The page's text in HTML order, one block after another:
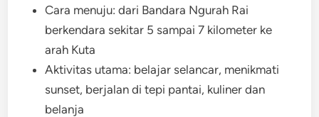
Cara menuju: dari Bandara Ngurah Rai
berkendara sekitar 5 sampai 7 kilometer ke
arah Kuta
Aktivitas utama: belajar selancar, menikmati
sunset, berjalan di tepi pantai, kuliner dan
belanja